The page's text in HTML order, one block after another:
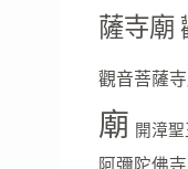
薩寺廟
觀音菩薩
廟 開漳